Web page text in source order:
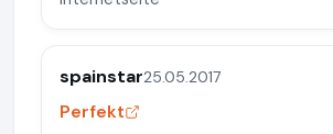
spainstar25.05.2017
Perfekt